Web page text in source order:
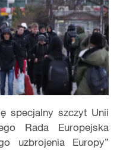
specjalny szczyt Unii
Rada Europejska
uzbrojenia Europy”